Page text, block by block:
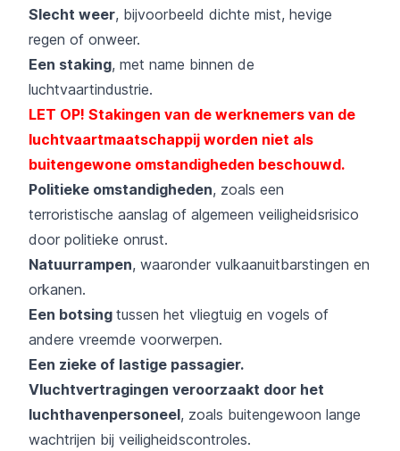
Slecht weer, bijvoorbeeld dichte mist, hevige
regen of onweer.
Een staking, met name binnen de
luchtvaartindustrie.
LET OP! Stakingen van de werknemers van de
luchtvaartmaatschappij worden niet als
buitengewone omstandigheden beschouwd.
Politieke omstandigheden, zoals een
terroristische aanslag of algemeen veiligheidsrisico
door politieke onrust.
Natuurrampen, waaronder vulkaanuitbarstingen en
orkanen.
Een botsing tussen het vliegtuig en vogels of
andere vreemde voorwerpen.
Een zieke of lastige passagier.
Vluchtvertragingen veroorzaakt door het
luchthavenpersoneel, zoals buitengewoon lange
wachtrijen bij veiligheidscontroles.